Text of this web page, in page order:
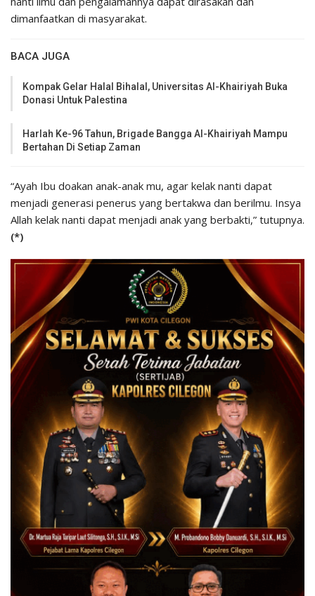
dimanfaatkan di masyarakat.
BACA JUGA
Kompak Gelar Halal Bihalal, Universitas Al-Khairiyah Buka
Donasi Untuk Palestina
Harlah Ke-96 Tahun, Brigade Bangga Al-Khairiyah Mampu
Bertahan Di Setiap Zaman
“Ayah Ibu doakan anak-anak mu, agar kelak nanti dapat
menjadi generasi penerus yang bertakwa dan berilmu. Insya
Allah kelak nanti dapat menjadi anak yang berbakti,” tutupnya.
(*)